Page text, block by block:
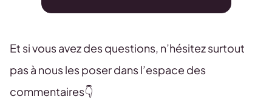
Et si vous avez des questions, n’hésitez surtout
pas à nous les poser dans l’espace des
commentaires👇